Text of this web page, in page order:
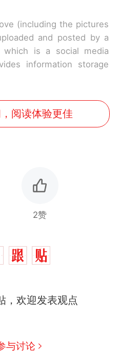
(including the pictures
and posted by a
which is a social media
information storage
阅读体验更佳
2赞
，欢迎发表观点
与讨论